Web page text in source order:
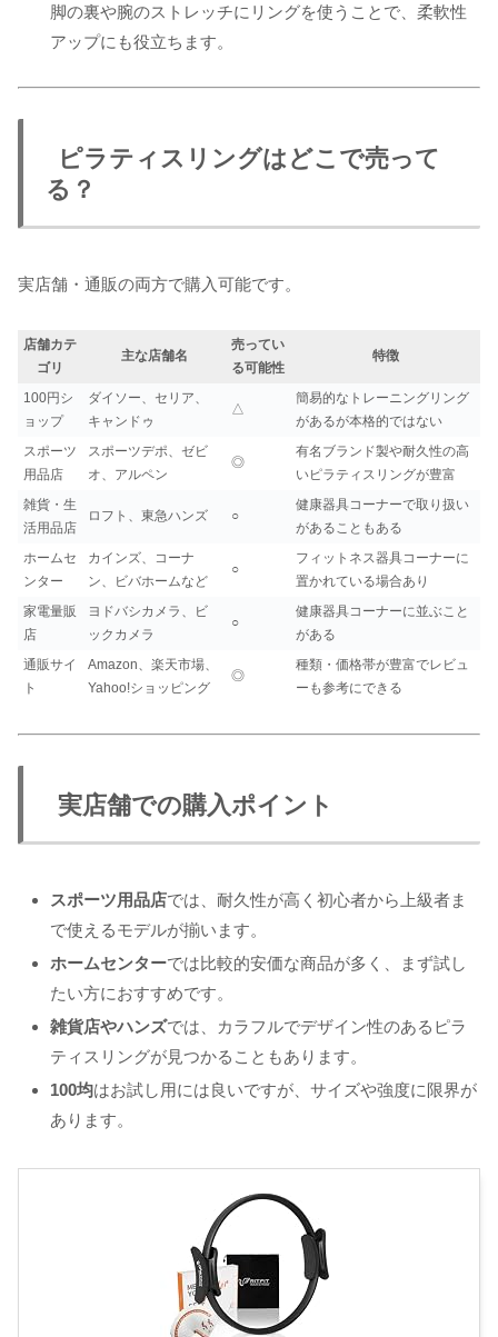
脚の裏や腕のストレッチにリングを使うことで、柔軟性
アップにも役立ちます。
ピラティスリングはどこで売って
る？
実店舗・通販の両方で購入可能です。
店舗カテ
ゴリ
主な店舗名
売ってい
る可能性
特徴
100円シ
ョップ
ダイソー、セリア、
キャンドゥ
△
簡易的なトレーニングリング
があるが本格的ではない
スポーツ
用品店
スポーツデポ、ゼビ
オ、アルペン
◎
有名ブランド製や耐久性の高
いピラティスリングが豊富
雑貨・生
活用品店
ロフト、東急ハンズ ○
健康器具コーナーで取り扱い
があることもある
ホームセ
ンター
カインズ、コーナ
ン、ビバホームなど
○
フィットネス器具コーナーに
置かれている場合あり
家電量販
店
ヨドバシカメラ、ビ
ックカメラ
○
健康器具コーナーに並ぶこと
がある
通販サイ
ト
Amazon、楽天市場、
Yahoo!ショッピング
◎
種類・価格帯が豊富でレビュ
ーも参考にできる
実店舗での購入ポイント
スポーツ用品店では、耐久性が高く初心者から上級者ま
で使えるモデルが揃います。
ホームセンターでは比較的安価な商品が多く、まず試し
たい方におすすめです。
雑貨店やハンズでは、カラフルでデザイン性のあるピラ
ティスリングが見つかることもあります。
100均はお試し用には良いですが、サイズや強度に限界が
あります。